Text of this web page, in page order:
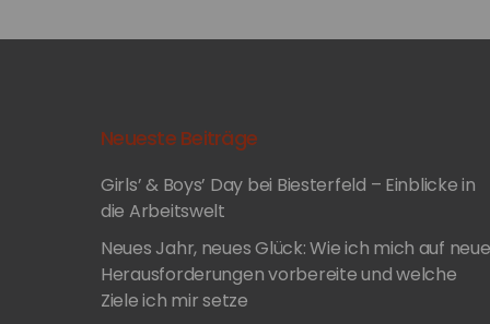
Neueste Beiträge
Girls’ & Boys’ Day bei Biesterfeld – Einblicke in
die Arbeitswelt
Neues Jahr, neues Glück: Wie ich mich auf neue
Herausforderungen vorbereite und welche
Ziele ich mir setze